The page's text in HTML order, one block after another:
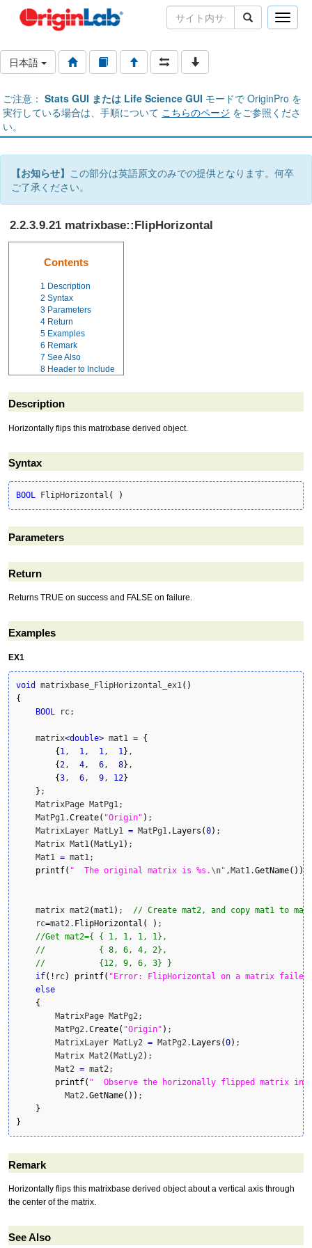
Toggle
日本語
ご注意： Stats GUI または Life Science GUI モードで OriginPro を
実行している場合は、手順について こちらのページ をご参照くださ
い。
【お知らせ】 この部分は英語原文のみでの提供となります。何卒
ご了承ください。
2.2.3.9.21 matrixbase::FlipHorizontal
Contents
1 Description
2 Syntax
3 Parameters
4 Return
5 Examples
6 Remark
7 See Also
8 Header to Include
Description
Horizontally flips this matrixbase derived object.
Syntax
BOOL FlipHorizontal ( )
Parameters
Return
Returns TRUE on success and FALSE on failure.
Examples
EX1
void matrixbase_FlipHorizontal_ex1( )
{
BOOL rc;
    matrix
<double> mat1 = {
{ 1, 1, 1, 1} ,
{2, 4, 6, 8} ,
{3, 6, 9, 12}
} ;
    MatrixPage MatPg1;
    MatPg1.
Create( "Origin" ) ;
    MatrixLayer MatLy1
= MatPg1. Layers (0) ;
    Matrix Mat1
( MatLy1) ;
    Mat1
= mat1;
printf( "  The original matrix is %s. \n" ,Mat1.GetName( ) )
    matrix mat2
(mat1) ; // Create mat2, and copy mat1 to
    rc
=mat2. FlipHorizontal ( ) ;
//Get mat2={ { 1, 1, 1, 1},
//           { 8, 6, 4, 2},
//           {12, 9, 6, 3} }
if( ! rc) printf( "Error: FlipHorizontal on a matrix
else
{
        MatrixPage MatPg2;
        MatPg2.
Create( "Origin" ) ;
        MatrixLayer MatLy2
= MatPg2. Layers (0) ;
        Matrix Mat2
( MatLy2) ;
        Mat2
= mat2;
printf( "  Observe the horizonally flipped matrix in
          Mat2.
GetName( ) ) ;
}
}
Remark
Horizontally flips this matrixbase derived object about a vertical axis through
the center of the matrix.
See Also